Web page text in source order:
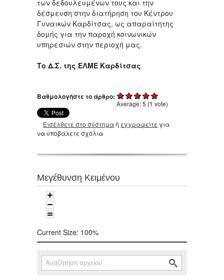
των δεδουλευμένων τους και την
δέσμευση στην διατήρηση του Κέντρου
Γυναικών Καρδίτσας, ως απαραίτητης
δομής για την παροχή κοινωνικών
υπηρεσιών στην περιοχή μας.
Το Δ.Σ. της ΕΛΜΕ Καρδίτσας
Βαθμολογήστε το άρθρο:
Average:5 (1 vote)
Εισέλθετε στο σύστημαή εγγραφείτε για
να υποβάλετε σχόλια
Μεγέθυνση Κειμένου
Current Size: 100%
Φόρμα αναζήτησης
Αναζήτηση